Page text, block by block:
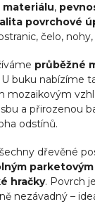
,
povrchové
čelo,
průběžné
U buku nabízíme
mozaikovým
a přirozenou
odstínů.
dřevěné
hračky. Povrch
nezávadný –